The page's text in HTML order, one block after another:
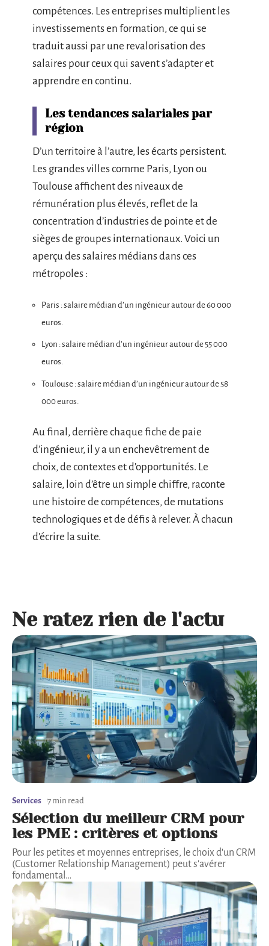
compétences. Les entreprises multiplient les
investissements en formation, ce qui se
traduit aussi par une revalorisation des
salaires pour ceux qui savent s’adapter et
apprendre en continu.
Les tendances salariales par
région
D’un territoire à l’autre, les écarts persistent.
Les grandes villes comme Paris, Lyon ou
Toulouse affichent des niveaux de
rémunération plus élevés, reflet de la
concentration d’industries de pointe et de
sièges de groupes internationaux. Voici un
aperçu des salaires médians dans ces
métropoles :
Paris : salaire médian d’un ingénieur autour de 60 000
euros.
Lyon : salaire médian d’un ingénieur autour de 55 000
euros.
Toulouse : salaire médian d’un ingénieur autour de 58
000 euros.
Au final, derrière chaque fiche de paie
d’ingénieur, il y a un enchevêtrement de
choix, de contextes et d’opportunités. Le
salaire, loin d’être un simple chiffre, raconte
une histoire de compétences, de mutations
technologiques et de défis à relever. À chacun
d’écrire la suite.
Ne ratez rien de l'actu
Services 7 min read
Sélection du meilleur CRM pour
les PME : critères et options
Pour les petites et moyennes entreprises, le choix d'un CRM
(Customer Relationship Management) peut s'avérer
fondamental …